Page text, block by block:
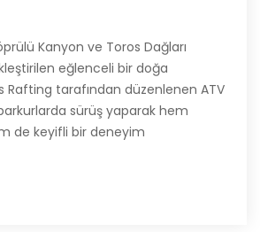
Kanyon ve Toros Dağları
eğlenceli bir doğa
Rafting tarafından düzenlenen ATV
sürüş yaparak hem
de keyifli bir deneyim